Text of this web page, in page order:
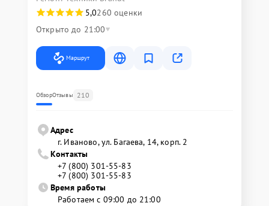
5,0260 оценки
Открыто до 21:00
Маршрут
ОбзорОтзывы 210
Адрес
г. Иваново, ул. Багаева, 14, корп. 2
Контакты
+7 (800) 301-55-83
+7 (800) 301-55-83
Время работы
Работаем с 09:00 до 21:00